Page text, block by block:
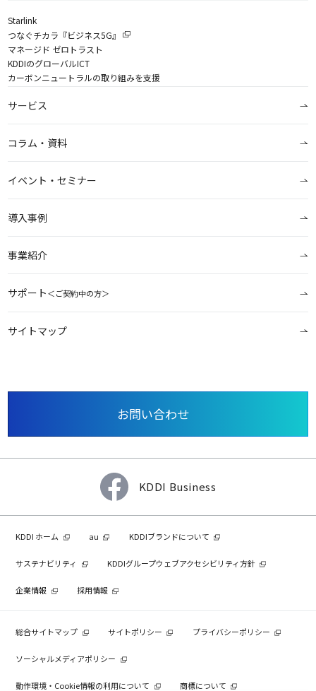
Starlink
つなぐチカラ『ビジネス5G』
マネージド ゼロトラスト
KDDIのグローバルICT
カーボンニュートラルの取り組みを支援
サービス
コラム・資料
イベント・セミナー
導入事例
事業紹介
サポート＜ご契約中の方＞
サイトマップ
お問い合わせ
KDDI Business
KDDI ホーム au KDDIブランドについて
サステナビリティ KDDIグループウェブアクセシビリティ方針
企業情報 採用情報
総合サイトマップ サイトポリシー プライバシーポリシー
ソーシャルメディアポリシー
動作環境・Cookie情報の利用について 商標について